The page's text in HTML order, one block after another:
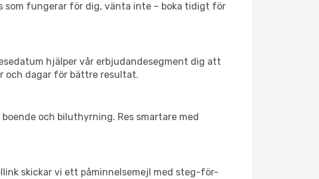
som fungerar för dig, vänta inte – boka tidigt för
hjälper vår erbjudandesegment dig att
och dagar för bättre resultat.
och biluthyrning. Res smartare med
skickar vi ett påminnelsemejl med steg-för-